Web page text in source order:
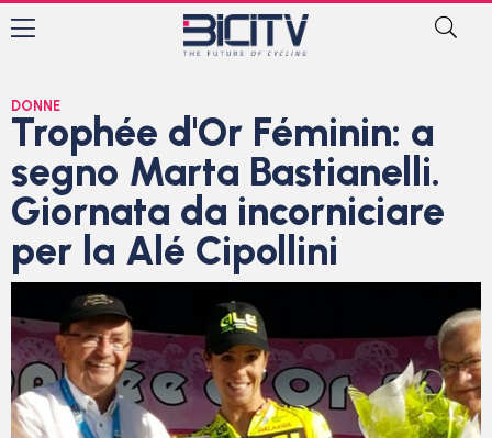
DONNE
Trophée d'Or Féminin: a
segno Marta Bastianelli.
Giornata da incorniciare
per la Alé Cipollini